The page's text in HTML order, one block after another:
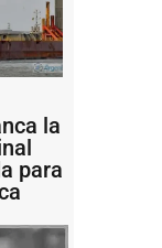
la
para